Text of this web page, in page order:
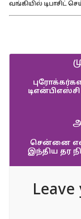
வங்கியில் டிபாசிட்
சென்னை
இந்திய தர